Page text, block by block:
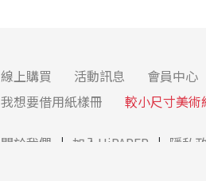
線上購買 活動訊息 會員中心
我想要借用紙樣冊
較小尺寸美術
關於我們 加入HiPAPER 隱私